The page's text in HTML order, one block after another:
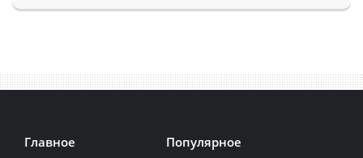
Главное Популярное